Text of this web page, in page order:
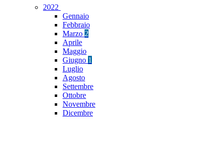
2022
Gennaio
Febbraio
Marzo 2
Aprile
Maggio
Giugno 1
Luglio
Agosto
Settembre
Ottobre
Novembre
Dicembre